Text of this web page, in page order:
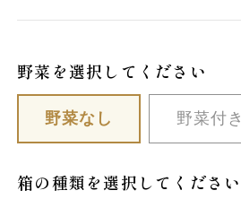
野菜を選択してください
野菜なし 野菜付き
箱の種類を選択してください